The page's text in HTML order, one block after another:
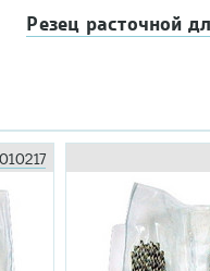
Резец расточной
010217